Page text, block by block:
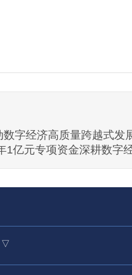
数字经济高质量跨越式发
1亿元专项资金深耕数字
▽